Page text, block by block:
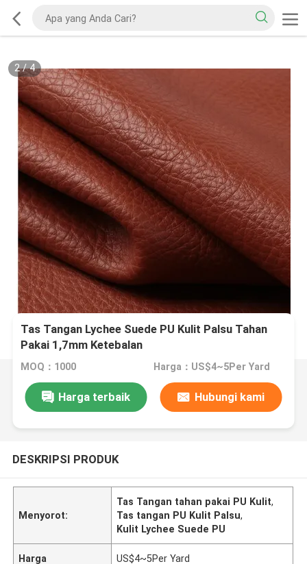
2/4
Tas Tangan Lychee Suede PU Kulit Palsu Tahan
Pakai 1,7mm Ketebalan
MOQ：1000 Harga：US$4~5Per Yard
Harga terbaik Hubungi kami
DESKRIPSI PRODUK
Menyorot:
Tas Tangan tahan pakai PU Kulit,
Tas tangan PU Kulit Palsu,
Kulit Lychee Suede PU
Harga US$4~5Per Yard